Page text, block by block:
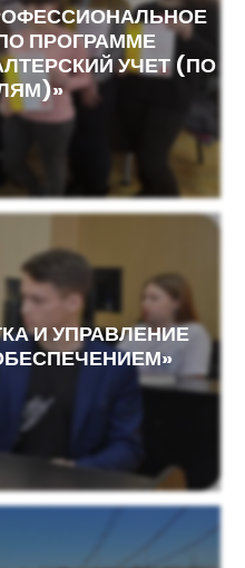
ПРОГРАММЕ
УЧЕТ (ПО
И УПРАВЛЕНИЕ